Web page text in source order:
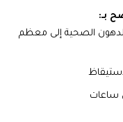
بـ:
والدهون الصحية إلى معظم
ساعات